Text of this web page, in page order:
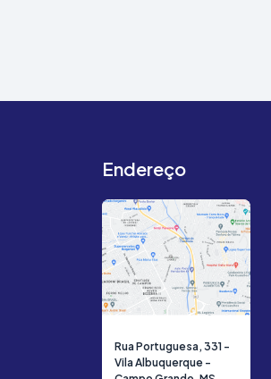
Endereço
Rua Portuguesa, 331 -
Vila Albuquerque -